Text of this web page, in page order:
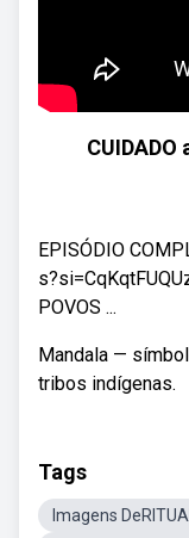
CUIDADO
EPISÓDIO
POVOS ...
Mandala —
tribos indígenas.
Tags
Imagens